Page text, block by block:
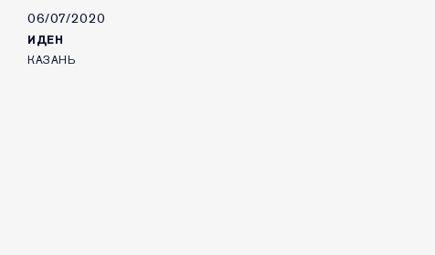
06/07/2020
ИДЕН
КАЗАНЬ